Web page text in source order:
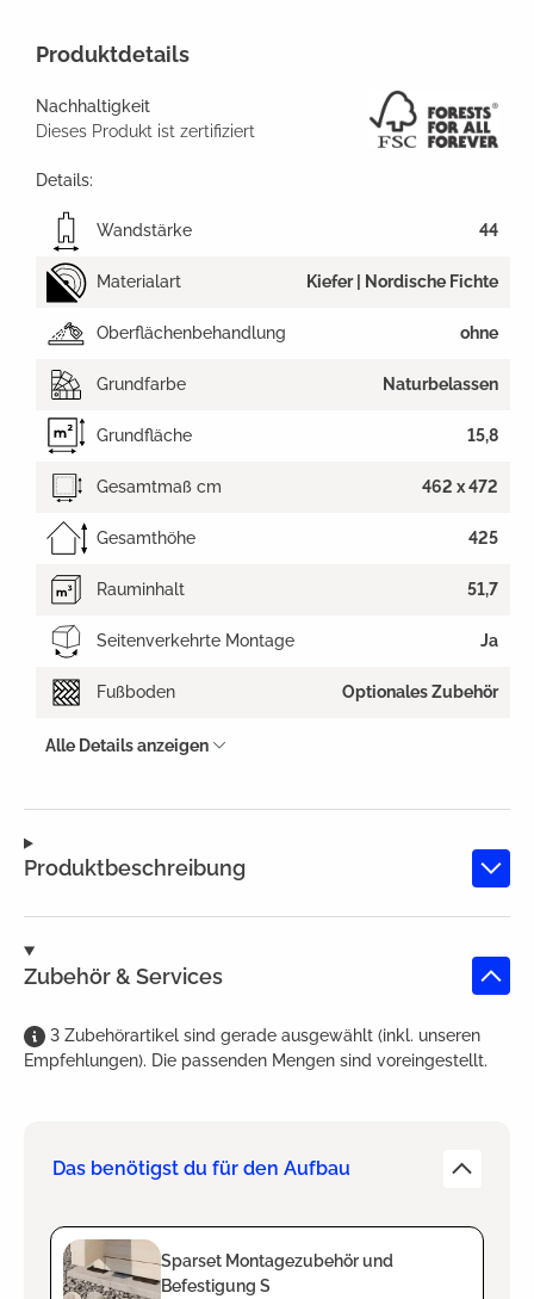
Produktbeschreibung
Zubehör & Services
3 Zubehörartikel sind gerade ausgewählt (inkl. unseren
Empfehlungen). Die passenden Mengen sind voreingestellt.
Das benötigst du für den Aufbau
Sparset Montagezubehör und
Befestigung S
Produktdetails
Nachhaltigkeit
Dieses Produkt ist zertifiziert
Details:
Wandstärke 44
Materialart Kiefer | Nordische Fichte
Oberflächenbehandlung ohne
Grundfarbe Naturbelassen
Grundfläche 15,8
Gesamtmaß cm 462 x 472
Gesamthöhe 425
Rauminhalt 51,7
Seitenverkehrte Montage Ja
Fußboden Optionales Zubehör
Alle Details anzeigen